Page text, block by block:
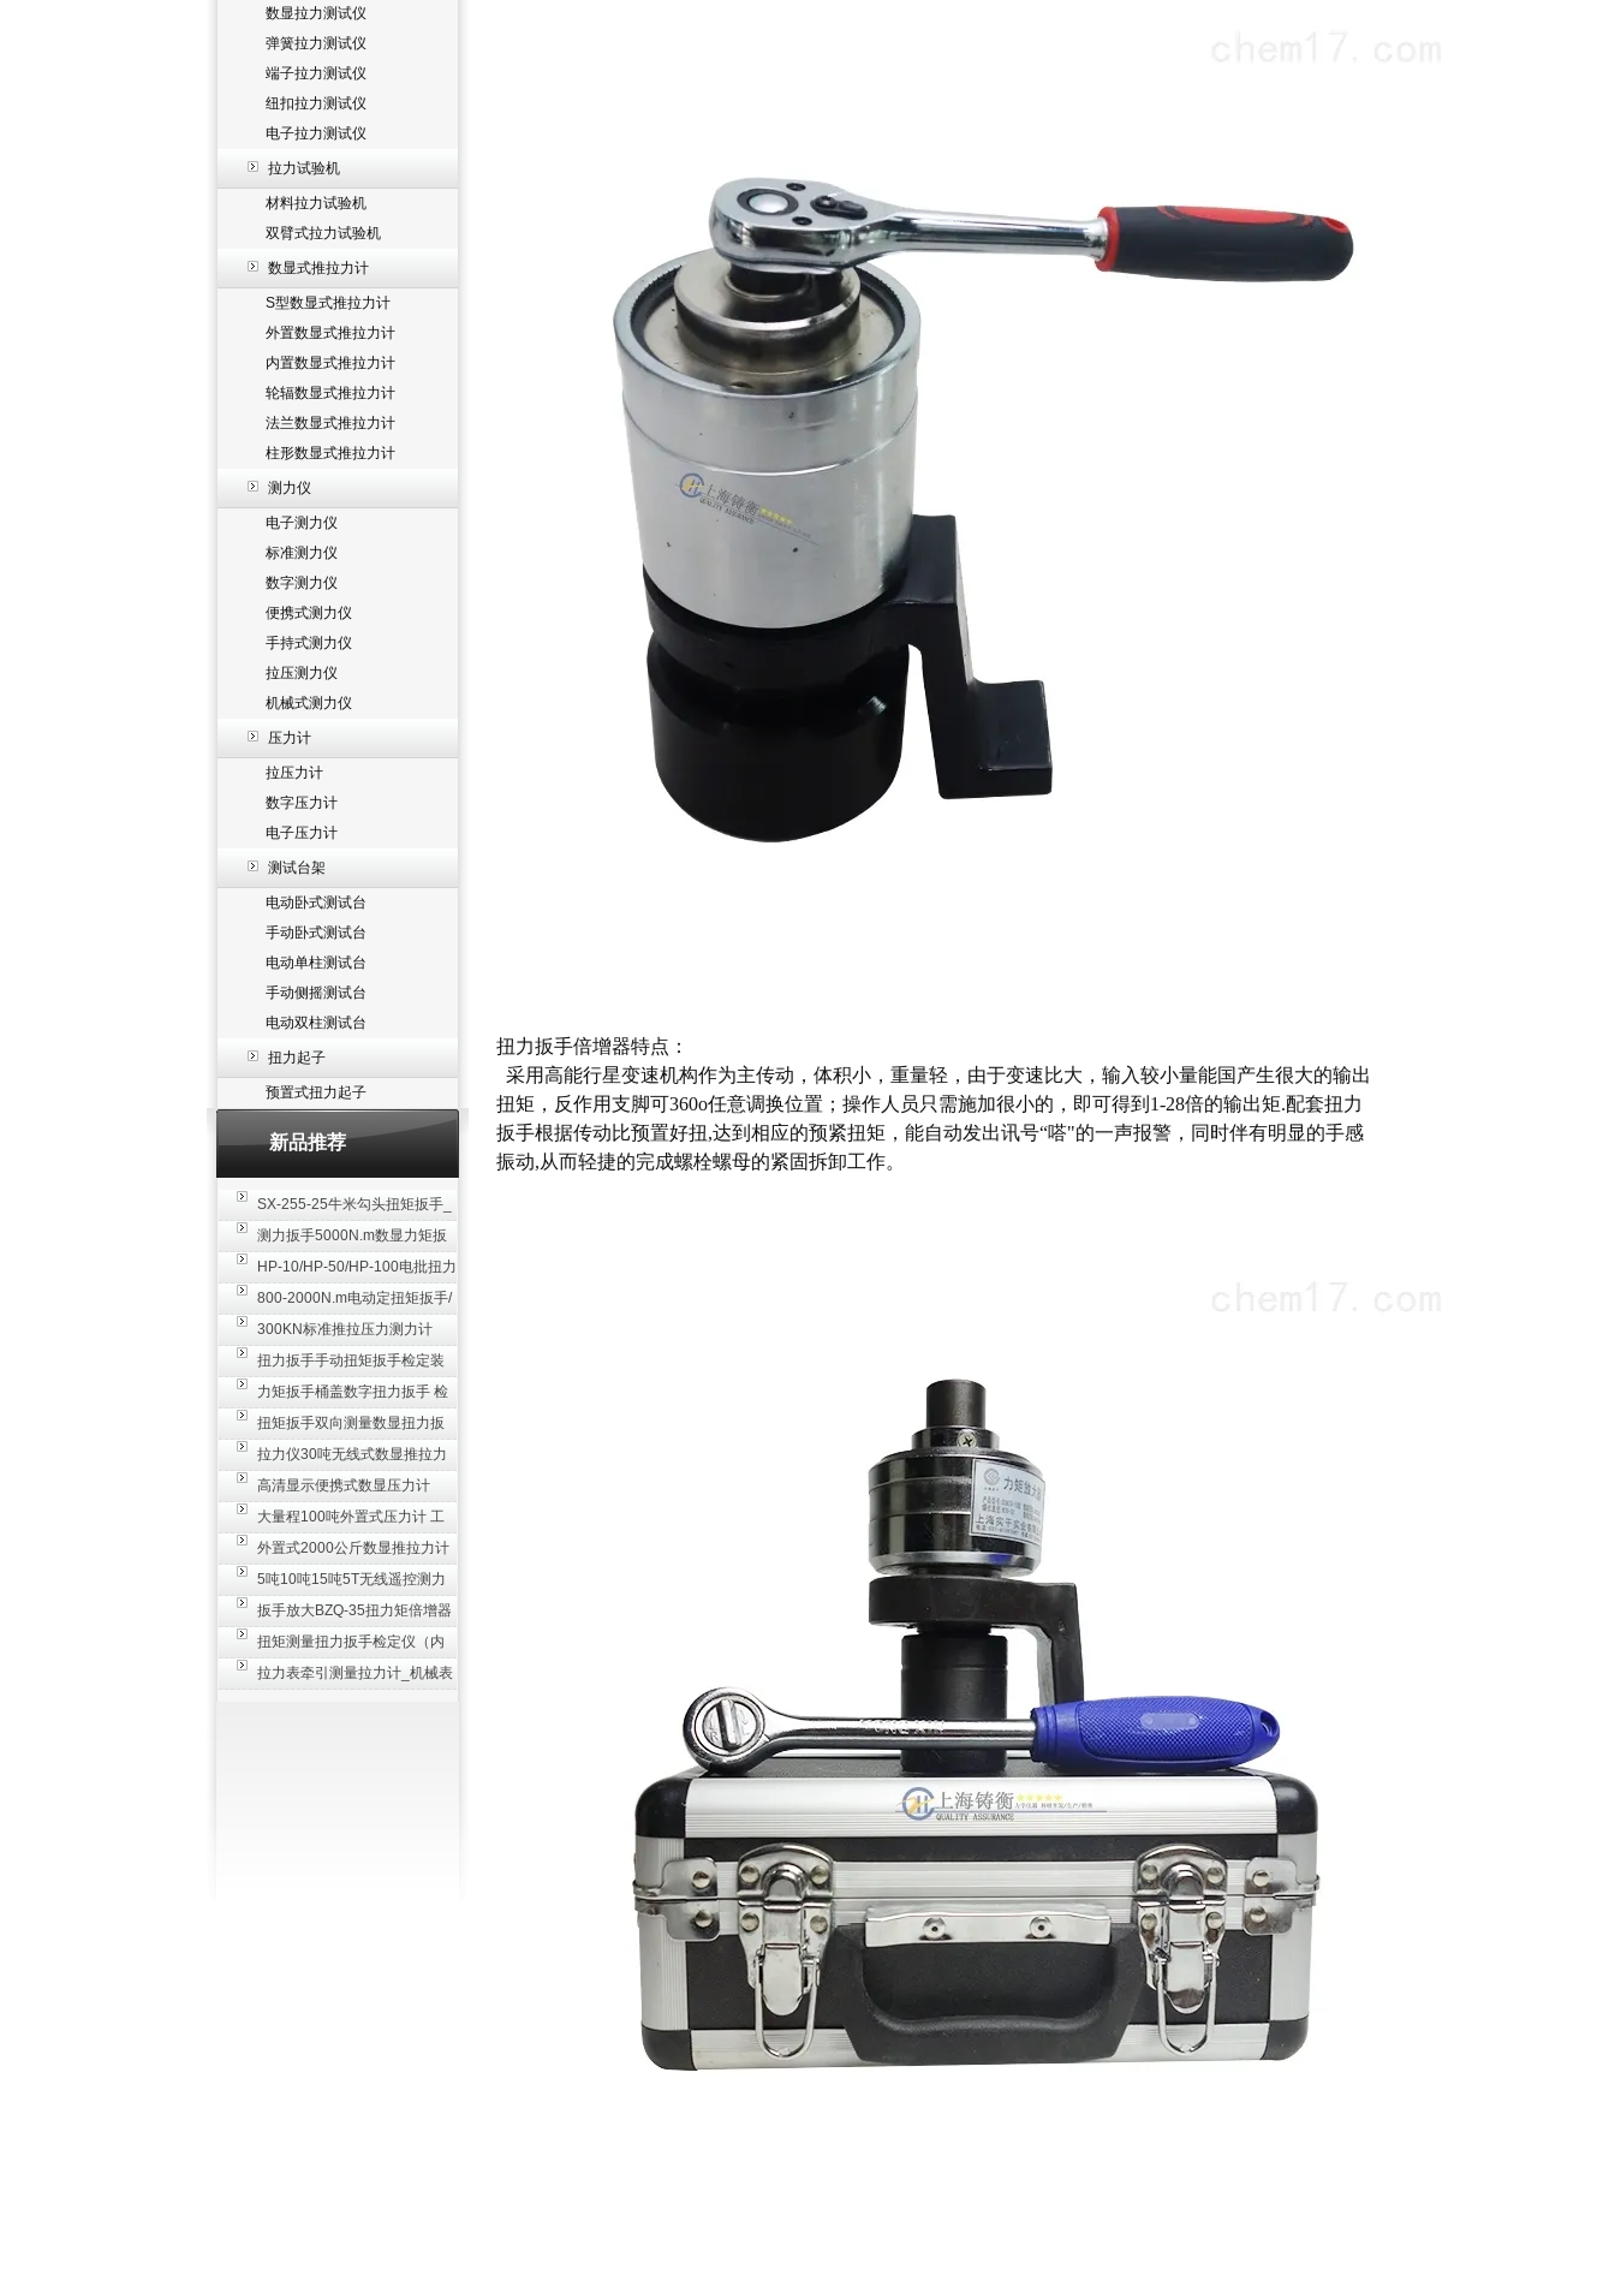
数显拉力测试仪
弹簧拉力测试仪
端子拉力测试仪
纽扣拉力测试仪
电子拉力测试仪
拉力试验机
材料拉力试验机
双臂式拉力试验机
数显式推拉力计
S型数显式推拉力计
外置数显式推拉力计
内置数显式推拉力计
轮辐数显式推拉力计
法兰数显式推拉力计
柱形数显式推拉力计
测力仪
电子测力仪
标准测力仪
数字测力仪
便携式测力仪
手持式测力仪
拉压测力仪
机械式测力仪
压力计
拉压力计
数字压力计
电子压力计
测试台架
电动卧式测试台
手动卧式测试台
电动单柱测试台
手动侧摇测试台
电动双柱测试台
扭力起子
预置式扭力起子
新品推荐
SX-255-25牛米勾头扭矩扳手_
螺栓紧固扭力扳手
测力扳手5000N.m数显力矩扳
手 非标扭力扳手工业级
HP-10/HP-50/HP-100电批扭力
测试仪,测量仪
800-2000N.m电动定扭矩扳手/
扭矩电动扳手
300KN标准推拉压力测力计
_0.3级数显压力仪
扭力扳手手动扭矩扳手检定装
置 50-100N扳手测量仪器
力矩扳手桶盖数字扭力扳手 检
测瓶盖拧紧扭矩工具
扭矩扳手双向测量数显扭力扳
手 2000N,m力矩扳手价格
拉力仪30吨无线式数显推拉力
计 数字显示测力计80T
高清显示便携式数显压力计
300N500n_手持电子测力计
大量程100吨外置式压力计 工
业用数显测力计价格
外置式2000公斤数显推拉力计
_数字拉力压力测试仪
5吨10吨15吨5T无线遥控测力
计_带遥控电子拉力计数显式
扳手放大BZQ-35扭力矩倍增器
_3500牛米扭力倍力器仪
扭矩测量扭力扳手检定仪（内
置打印） 扭矩检验仪器
拉力表牵引测量拉力计_机械表
扭力扳手倍增器特点：
采用高能行星变速机构作为主传动，体积小，重量轻，由于变速比大，输入较小量能国产生很大的输出
扭矩，反作用支脚可360o任意调换位置；操作人员只需施加很小的，即可得到1-28倍的输出矩.配套扭力
扳手根据传动比预置好扭,达到相应的预紧扭矩，能自动发出讯号“嗒"的一声报警，同时伴有明显的手感
振动,从而轻捷的完成螺栓螺母的紧固拆卸工作。